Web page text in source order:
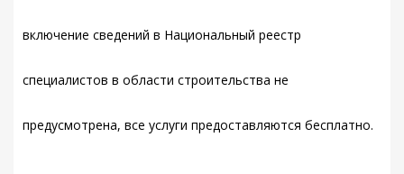
включение сведений в Национальный реестр
специалистов в области строительства не
предусмотрена, все услуги предоставляются бесплатно.